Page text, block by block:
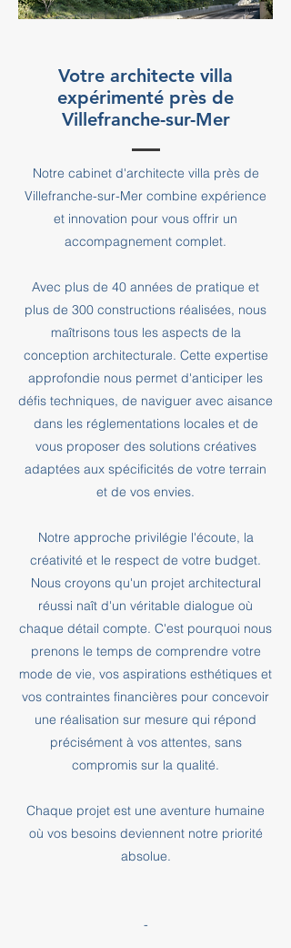
Votre architecte villa
expérimenté près de
Villefranche-sur-Mer
Notre cabinet d'architecte villa près de
Villefranche-sur-Mer combine expérience
et innovation pour vous offrir un
accompagnement complet.
Avec plus de 40 années de pratique et
plus de 300 constructions réalisées, nous
maîtrisons tous les aspects de la
conception architecturale. Cette expertise
approfondie nous permet d'anticiper les
défis techniques, de naviguer avec aisance
dans les réglementations locales et de
vous proposer des solutions créatives
adaptées aux spécificités de votre terrain
et de vos envies.
Notre approche privilégie l'écoute, la
créativité et le respect de votre budget.
Nous croyons qu'un projet architectural
réussi naît d'un véritable dialogue où
chaque détail compte. C'est pourquoi nous
prenons le temps de comprendre votre
mode de vie, vos aspirations esthétiques et
vos contraintes financières pour concevoir
une réalisation sur mesure qui répond
précisément à vos attentes, sans
compromis sur la qualité.
Chaque projet est une aventure humaine
où vos besoins deviennent notre priorité
absolue.
-